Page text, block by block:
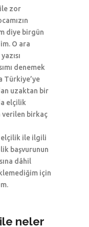
zor
diye birgün
O ara
denemek
Türkiye’ye
uzaktan bir
elçilik
verilen birkaç
elçilik ile ilgili
başvurunun
dâhil
için
neler